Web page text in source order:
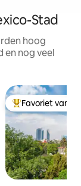
Stad
hoog
en nog veel
Topfavoriet van
Favoriet van